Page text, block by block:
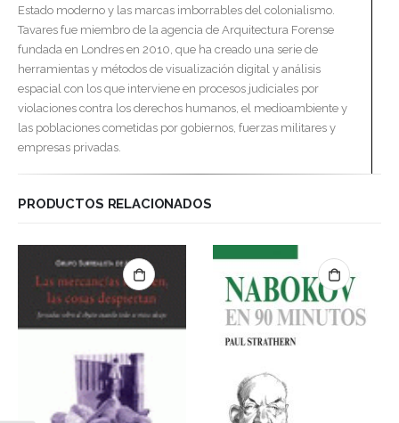
Estado moderno y las marcas imborrables del colonialismo.
Tavares fue miembro de la agencia de Arquitectura Forense
fundada en Londres en 2010, que ha creado una serie de
herramientas y métodos de visualización digital y análisis
espacial con los que interviene en procesos judiciales por
violaciones contra los derechos humanos, el medioambiente y
las poblaciones cometidas por gobiernos, fuerzas militares y
empresas privadas.
PRODUCTOS RELACIONADOS